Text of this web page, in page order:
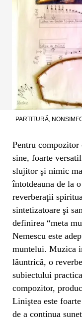
PARTITURĂ,
Pentru compozitor
sine, foarte
slujitor şi nimic
întotdeauna de la
reverberaţii
sintetizatoare şi
definirea “meta
Nemescu este
muntelui. Muzica
lăuntrică, o
subiectului
compozitor,
Liniştea este
de a continua